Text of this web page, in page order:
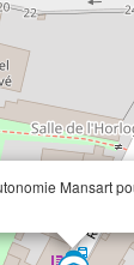
Mansart